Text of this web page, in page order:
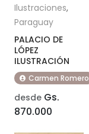
Ilustraciones,
Paraguay
PALACIO DE
LÓPEZ
ILUSTRACIÓN
Carmen Romero
desde Gs.
870.000